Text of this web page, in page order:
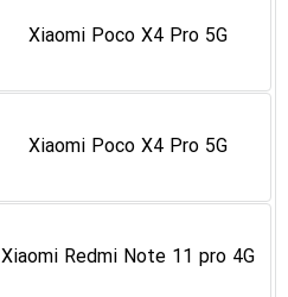
Xiaomi Poco X4 Pro 5G
Xiaomi Poco X4 Pro 5G
Xiaomi Redmi Note 11 pro 4G